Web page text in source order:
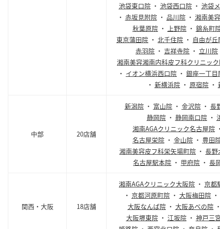
池袋東口院 ・ 池袋西口院 ・ 池袋
・ 赤坂見附院 ・ 品川院 ・ 湘南美
秋葉原院 ・ 上野院 ・ 錦糸町
東京蒲田院 ・ 北千住院 ・ 自由が丘
赤羽院 ・ 吉祥寺院 ・ 立川院
湘南美容湘南内科皮フ科クリニッ
・ イオン横浜西口院 ・ 銀座一丁目
・ 新横浜院 ・ 原宿院 ・
中部 20店舗
新潟院 ・ 富山院 ・ 金沢院 ・ 長
静岡院 ・ 静岡南口院 ・
湘南AGAクリニック名古屋院
名古屋栄院 ・ 金山院 ・ 豊田
湘南美容皮フ科栄矢場町院 ・ 長野
名古屋駅本院 ・ 甲府院 ・ 長
関西・大阪 18店舗
湘南AGAクリニック大阪院 ・ 京都
・ 京都河原町院 ・ 大阪梅田院 ・
大阪なんば院 ・ 大阪あべの院
大阪堺東院 ・ 江坂院 ・ 神戸三